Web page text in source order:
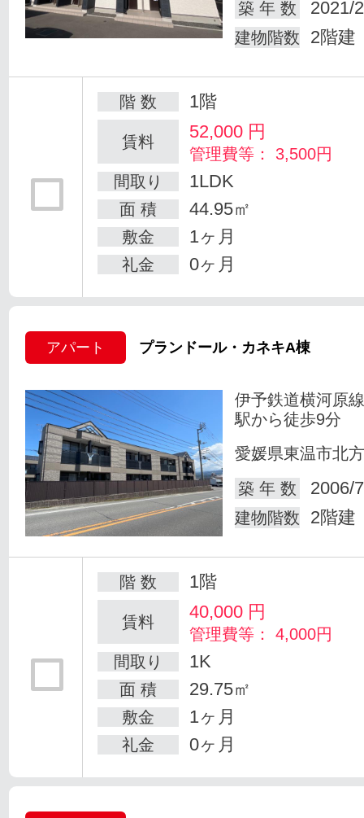
築 年 数 2021/
建物階数 2階建
階 数 1階
賃料 52,000 円
管理費等： 3,500円
間取り
1LDK
面 積 44.95㎡
敷金 1ヶ月
礼金 0ヶ月
アパート プランドール・カネキA棟
伊予鉄道横河原
駅から徒歩9分
愛媛県東温市北方
築 年 数
2006/
建物階数 2階建
階 数 1階
賃料 40,000 円
管理費等： 4,000円
間取り
1K
面 積 29.75㎡
敷金 1ヶ月
礼金 0ヶ月